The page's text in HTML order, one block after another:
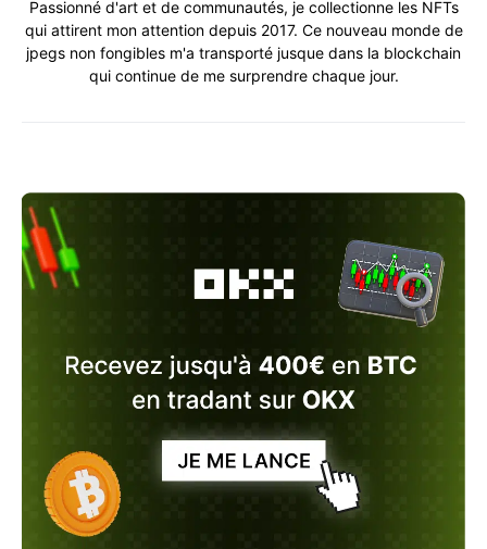
Passionné d'art et de communautés, je collectionne les NFTs
qui attirent mon attention depuis 2017. Ce nouveau monde de
jpegs non fongibles m'a transporté jusque dans la blockchain
qui continue de me surprendre chaque jour.